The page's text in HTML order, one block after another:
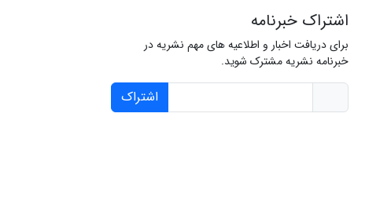
اشتراک خبرنامه
برای دریافت اخبار و اطلاعیه های مهم نشریه در
خبرنامه نشریه مشترک شوید.
اشتراک